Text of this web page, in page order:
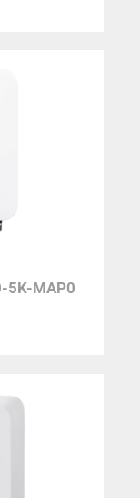
5K-MAP0